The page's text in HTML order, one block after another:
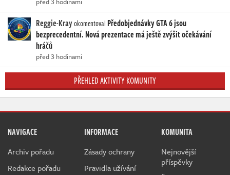
Reggie-Krayokomentoval Předobjednávky GTA 6 jsou
bezprecedentní. Nová prezentace má ještě zvýšit očekávání
hráčů
před 3 hodinami
PŘEHLED AKTIVITY KOMUNITY
NAVIGACE
Archiv pořadu
Redakce pořadu
INFORMACE
Zásady ochrany
Pravidla užívání
KOMUNITA
Nejnovější
příspěvky